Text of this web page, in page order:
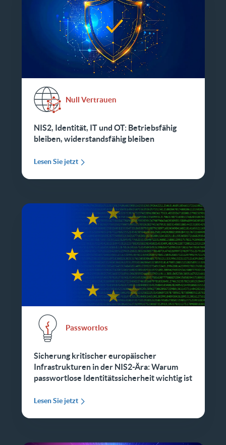
Null Vertrauen
NIS2, Identität, IT und OT: Betriebsfähig
bleiben, widerstandsfähig bleiben
Lesen Sie jetzt
Passwortlos
Sicherung kritischer europäischer
Infrastrukturen in der NIS2-Ära: Warum
passwortlose Identitätssicherheit wichtig ist
Lesen Sie jetzt